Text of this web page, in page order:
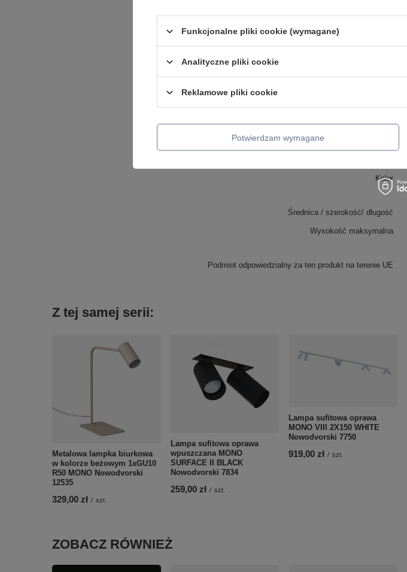
Podmiot odpowiedzialny za ten produkt na terenie UE
Wysokość klosza
Szerokość podstawy
Sugerowane pomieszczenie montażu
Kolor
Średnica / szerokość/ długość
Wysokość maksymalna
Z tej samej serii:
Metalowa lampka biurkowa
w kolorze beżowym 1xGU10
R50 MONO Nowodvorski
12535
329,00 zł / szt.
Lampa sufitowa oprawa
wpuszczana MONO
SURFACE II BLACK
Nowodvorski 7834
259,00 zł / szt.
Lampa sufitowa oprawa
MONO VIII 2X150 WHITE
Nowodvorski 7750
919,00 zł / szt.
ZOBACZ RÓWNIEŻ
Funkcjonalne pliki cookie (wymagane)
Analityczne pliki cookie
Reklamowe pliki cookie
Potwierdzam wymagane